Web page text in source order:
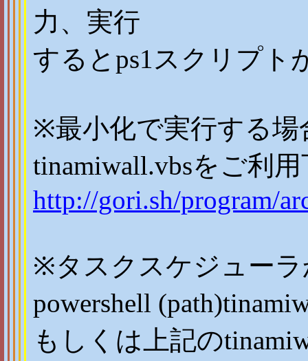
力、実行
するとps1スクリプト
※最小化で実行する場
tinamiwall.vbsをご利
http://gori.sh/program/
※タスクスケジュー
powershell
もしくは上記の